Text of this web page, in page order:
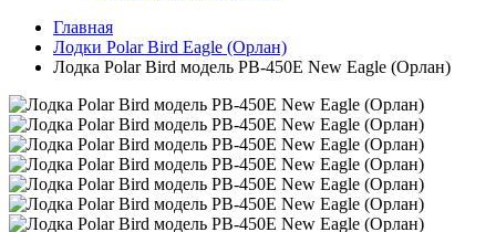
Главная
Лодки Polar Bird Eagle (Орлан)
Лодка Polar Bird модель PB-450E New Eagle (Орлан)